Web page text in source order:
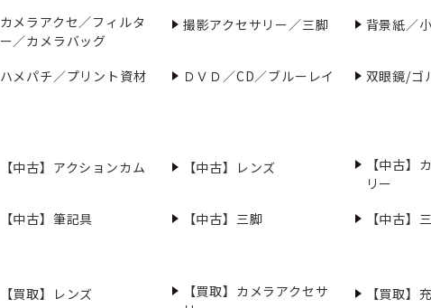
カメラアクセ／フィルタ
ー／カメラバッグ
撮影アクセサリー／三脚 背景紙／
ハメパチ／プリント資材 ＤＶＤ／CD／ブルーレイ 双眼鏡/ゴ
【中古】アクションカム 【中古】レンズ
【中古】
リー
【中古】筆記具 【中古】三脚 【中古】
【買取】レンズ
【買取】カメラアクセサ
【買取】